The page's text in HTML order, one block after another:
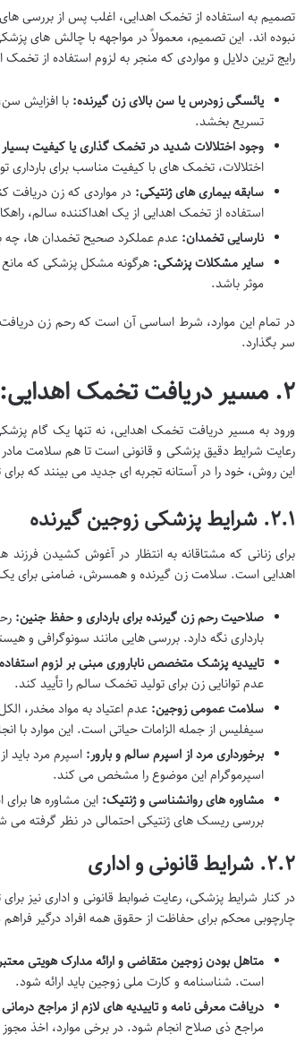
تصمیم به استفاده از تخمک اهدایی، اغلب پس از بررسی
نبوده اند. این تصمیم، معمولاً در مواجهه با چالش های
رایج ترین دلایل و مواردی که منجر به لزوم استفاده از تخمک
یائسگی زودرس یا سن بالای زن گیرنده: با افزایش
تسریع بخشد.
وجود اختلالات شدید در تخمک گذاری یا کیفیت
اختلالات، تخمک های با کیفیت مناسب برای بارداری
سابقه بیماری های ژنتیکی: در مواردی که زن دریافت
استفاده از تخمک اهدایی از یک اهداکننده سالم،
نارسایی تخمدان: عدم عملکرد صحیح تخمدان ها، چه
سایر مشکلات پزشکی: هرگونه مشکل پزشکی که
موثر باشد.
در تمام این موارد، شرط اساسی آن است که رحم زن دریافت
سر بگذارد.
۲. مسیر دریافت تخمک اهدایی: شرایطی برای آغاز یک زندگی جدید
ورود به مسیر دریافت تخمک اهدایی، نه تنها یک گام
رعایت شرایط دقیق پزشکی و قانونی است تا هم سلامت
این روش، خود را در آستانه تجربه ای جدید می بینند که
۲.۱. شرایط پزشکی زوجین گیرنده
برای زنانی که مشتاقانه به انتظار در آغوش کشیدن
اهدایی است. سلامت زن گیرنده و همسرش، ضامنی برای یک
صلاحیت رحم زن گیرنده برای بارداری و حفظ جنین:
بارداری نگه دارد. بررسی هایی مانند سونوگرافی و
تاییدیه پزشک متخصص ناباروری مبنی بر لزوم
عدم توانایی زن برای تولید تخمک سالم را تأیید کند.
سلامت عمومی زوجین:
سیفلیس از جمله الزامات حیاتی است. این موارد با
برخورداری مرد از اسپرم سالم و بارور: اسپرم مرد
اسپرموگرام این موضوع را مشخص می کند.
مشاوره های روانشناسی و ژنتیک: این مشاوره ها
بررسی ریسک های ژنتیکی احتمالی در نظر گرفته می
۲.۲. شرایط قانونی و اداری
در کنار شرایط پزشکی، رعایت ضوابط قانونی و اداری نیز
چارچوبی محکم برای حفاظت از حقوق همه افراد درگیر فراهم
متاهل بودن زوجین متقاضی و ارائه مدارک هویتی
است. شناسنامه و کارت ملی زوجین باید ارائه شود.
دریافت معرفی نامه و تاییدیه های لازم از مراجع
مراجع ذی صلاح انجام شود. در برخی موارد، اخذ